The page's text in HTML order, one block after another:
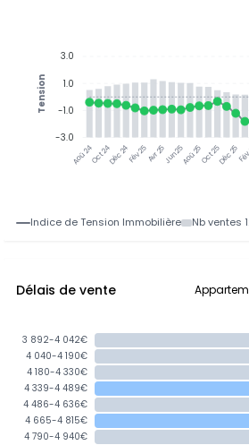
Aoû 24Oct 24Déc 24Fév 25Avr 25Jun 25Aoû 25Oct 25Déc 25
3.0
1.0
-1.0
-3.0
Tension
Indice de Tension Immobilière Nb ventes
Délais de vente
3 892-4 042€
4 040-4 190€
4 180-4 330€
4 339-4 489€
4 486-4 636€
4 665-4 815€
4 790-4 940€